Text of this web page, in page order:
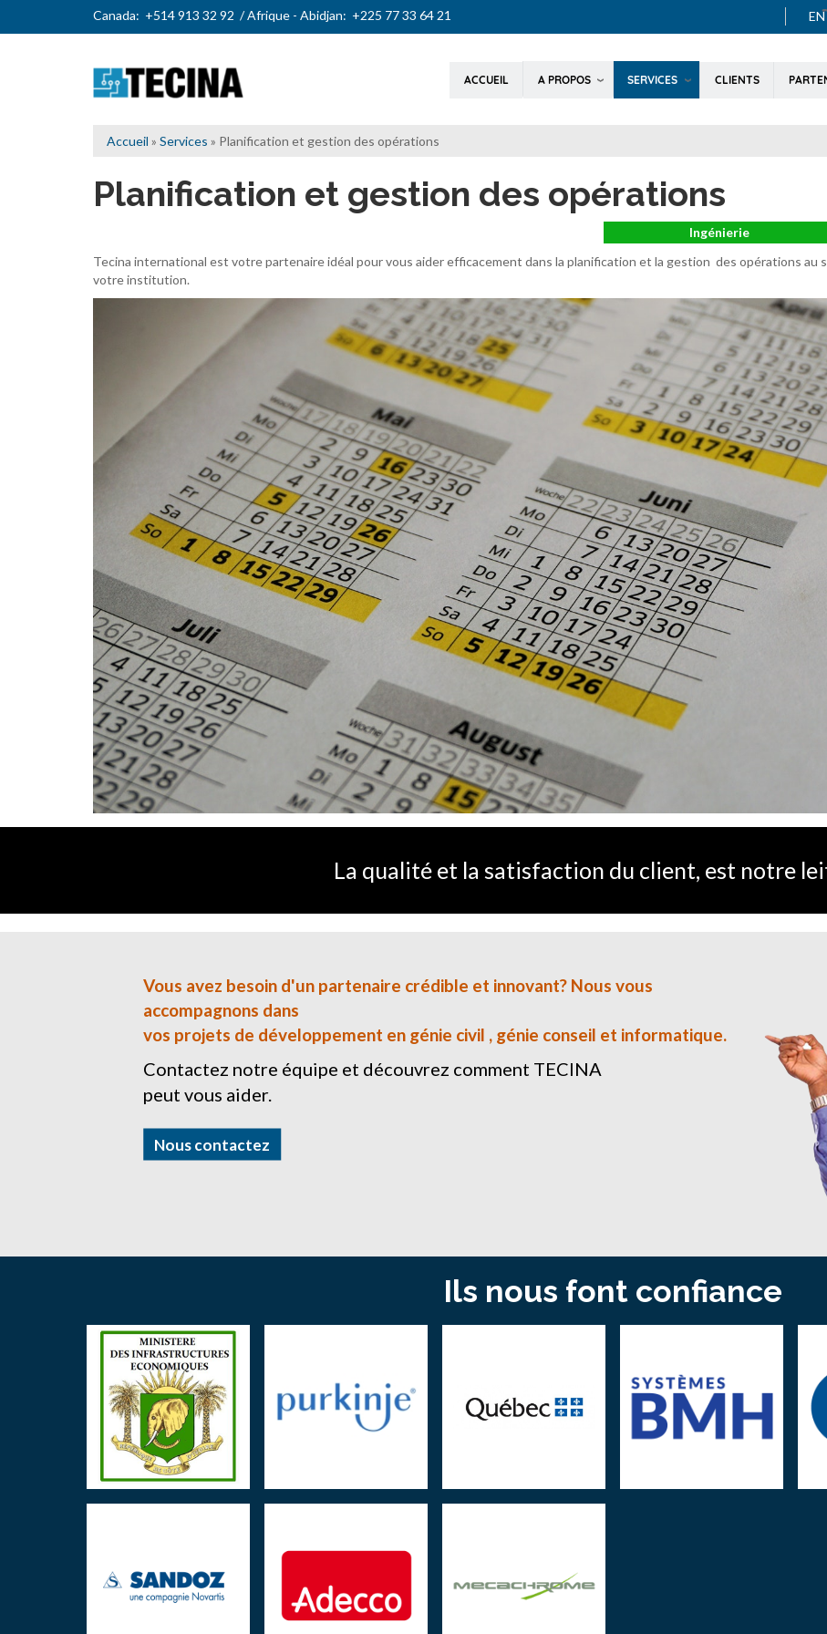
Canada: +514 913 32 92 / Afrique - Abidjan: +225 77 33 64 21
ACCUEIL A PROPOS SERVICES CLIENTS
Fil
d'Ariane
Accueil Services Planification et gestion des opérations
Planification et gestion des opérations
Ingénierie
Tecina international est votre partenaire idéal pour vous aider efficacement dans la planification et la gestion des opérations au
votre institution.
La qualité et la satisfaction du client, est notre
Vous avez besoin d'un partenaire crédible et innovant? Nous vous
accompagnons dans
vos projets de développement en génie civil , génie conseil et informatique.
Contactez notre équipe et découvrez comment TECINA
peut vous aider.
Nous contactez
Ils nous font confiance